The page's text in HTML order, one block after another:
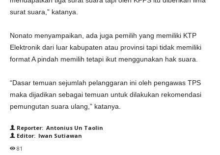
surat suara,” katanya.
Nonato menyampaikan, ada juga pemilih yang memiliki KTP
Elektronik dari luar kabupaten atau provinsi tapi tidak memiliki
format A pindah memilih tetapi ikut menggunakan hak suara.
“Dasar temuan sejumlah pelanggaran ini oleh pengawas TPS
maka dijadikan sebagai temuan untuk dilakukan rekomendasi
pemungutan suara ulang,” katanya.
Reporter: Antonius Un Taolin
Editor: Iwan Sutiawan
81